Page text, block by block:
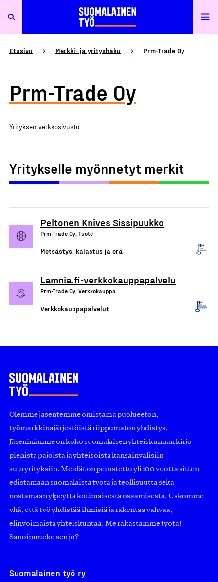
Etusivu Merkki- ja yrityshaku Prm-Trade Oy
Prm-Trade Oy
Yrityksen verkkosivusto
Yritykselle myönnetyt merkit
Peltonen Knives Sissipuukko
Prm-Trade Oy, Tuote
Metsästys, kalastus ja erä
Lamnia.fi-verkkokauppapalvelu
Prm-Trade Oy, Verkkokauppa
Verkkokauppapalvelut
Olemme jäsentemme omistama puolueeton,
työmarkkinajärjestöistä riippumaton yhdistys.
Jäseninämme on koko suomalaisen yhteiskunnan kirjo
pienistä pajoista ja yhteisöistä kansainvälisiin
suuryrityksiin. Meidät on perustettu yli 100 vuotta sitten
edistämään suomalaista työtä ja teollisuutta sekä
nostamaan ylpeyttä kotimaisesta osaamisesta. Uskomme
yhä, että työ yhdistää ihmisiä ja rakentaa vahvaa,
elinvoimaista yhteiskuntaa. Me rakastamme työtä!
Sanoimmeko sen jo?
Suomalainen työ ry